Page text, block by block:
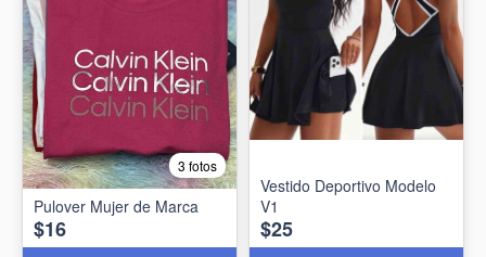
3 fotos
Pulover Mujer de Marca
$16
Vestido Deportivo Modelo
V1
$25